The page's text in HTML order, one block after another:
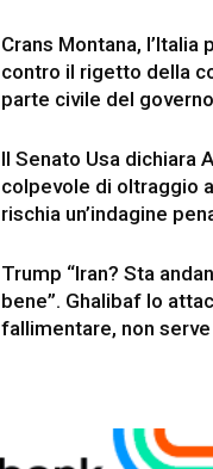
Crans Montana,
contro il rigetto della
parte civile del governo
Il Senato Usa dichiara
colpevole di oltraggio
rischia un’indagine
Trump “Iran? Sta
bene”. Ghalibaf lo
fallimentare, non